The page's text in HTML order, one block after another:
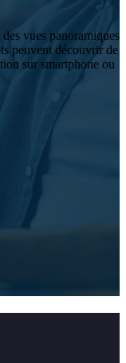
vues panoramiques
peuvent découvrir de
sur smartphone ou